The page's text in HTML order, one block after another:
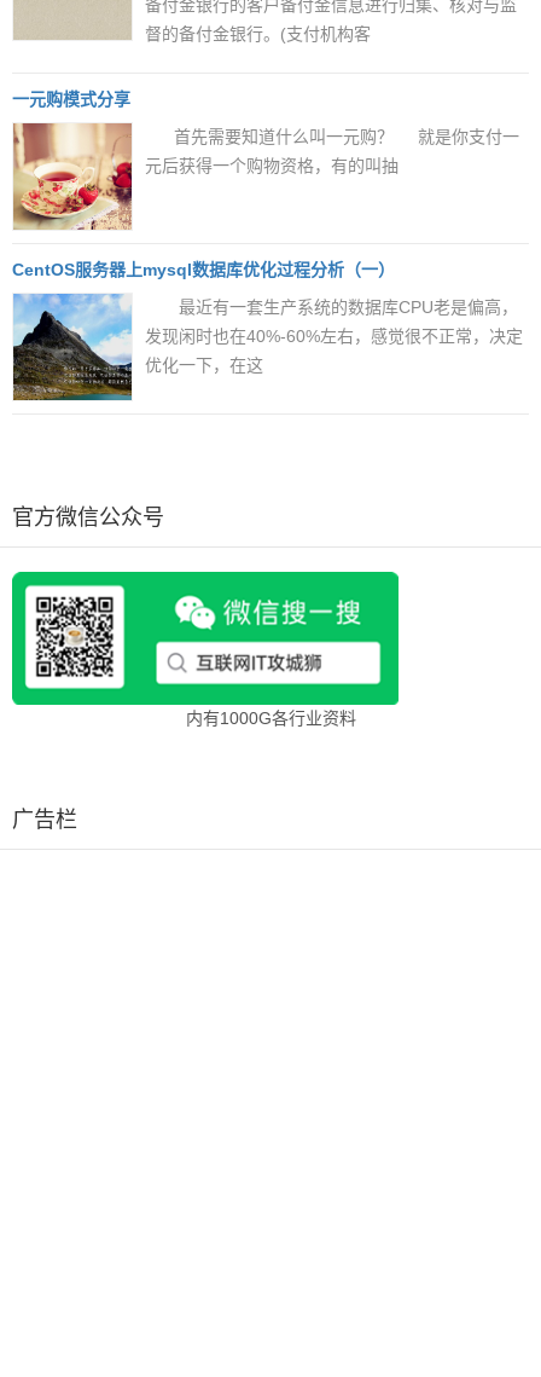
备付金银行的客户备付金信息进行归集、核对与监
督的备付金银行。(支付机构客
一元购模式分享
首先需要知道什么叫一元购？ 就是你支付一
元后获得一个购物资格，有的叫抽
CentOS服务器上mysql数据库优化过程分析（一）
最近有一套生产系统的数据库CPU老是偏高，
发现闲时也在40%-60%左右，感觉很不正常，决定
优化一下，在这
官方微信公众号
内有1000G各行业资料
广告栏